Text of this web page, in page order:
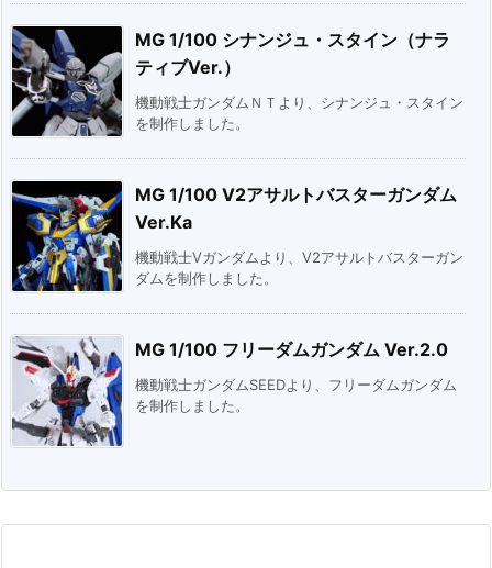
MG 1/100 シナンジュ・スタイン（ナラ
ティブVer.）
機動戦士ガンダムＮＴより、シナンジュ・スタイン
を制作しました。
MG 1/100 V2アサルトバスターガンダム
Ver.Ka
機動戦士Vガンダムより、V2アサルトバスターガン
ダムを制作しました。
MG 1/100 フリーダムガンダム Ver.2.0
機動戦士ガンダムSEEDより、フリーダムガンダム
を制作しました。